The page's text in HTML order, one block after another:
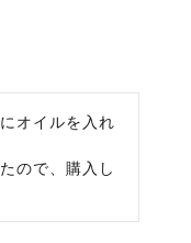
オイルを入れ
ので、購入し